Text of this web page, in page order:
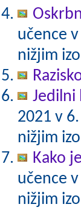
učence
nižjim
Jedilni
2021 v
nižjim
Kako
učence
nižjim